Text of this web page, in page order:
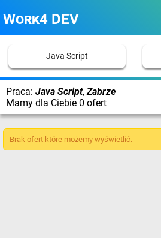
Work4 DEV
Java Script
Praca: Java Script, Zabrze
Mamy dla Ciebie 0 ofert
Brak ofert które możemy wyświetlić.